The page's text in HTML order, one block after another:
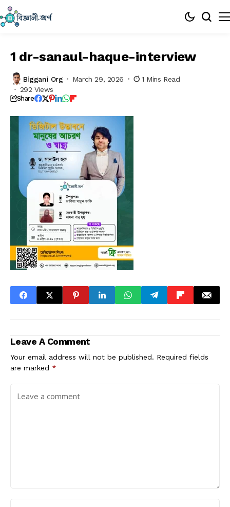
1 dr-sanaul-haque-interview
Biggani Org March 29, 2026
1 Mins Read
292 Views
Share
Leave A Comment
Your email address will not be published. Required fields
are marked *